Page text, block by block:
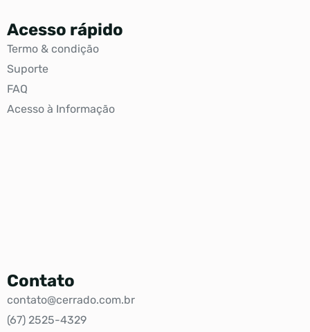
Acesso rápido
Termo & condição
Suporte
FAQ
Acesso à Informação
Contato
contato@cerrado.com.br
(67) 2525-4329